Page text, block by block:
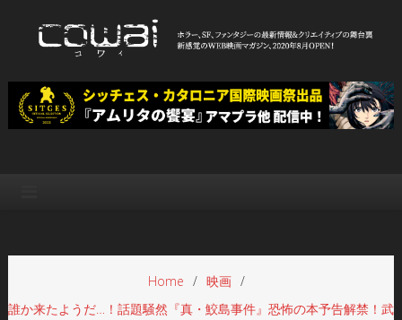
WEB映画マガジン「cowai コ
ワイ」
Home
映画
誰か来たようだ…！話題騒然『真・鮫島事件』恐怖の本予告解禁！武